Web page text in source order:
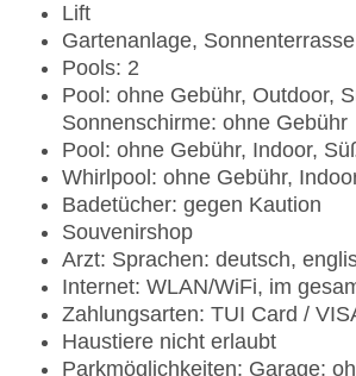
Lift
Gartenanlage, Sonnenterrasse
Pools: 2
Pool: ohne Gebühr, Outdoor,
Sonnenschirme: ohne Gebühr
Pool: ohne Gebühr, Indoor,
Whirlpool: ohne Gebühr,
Badetücher: gegen Kaution
Souvenirshop
Arzt: Sprachen: deutsch,
Internet: WLAN/WiFi, im
Zahlungsarten: TUI Card /
Haustiere nicht erlaubt
Parkmöglichkeiten: Garage: